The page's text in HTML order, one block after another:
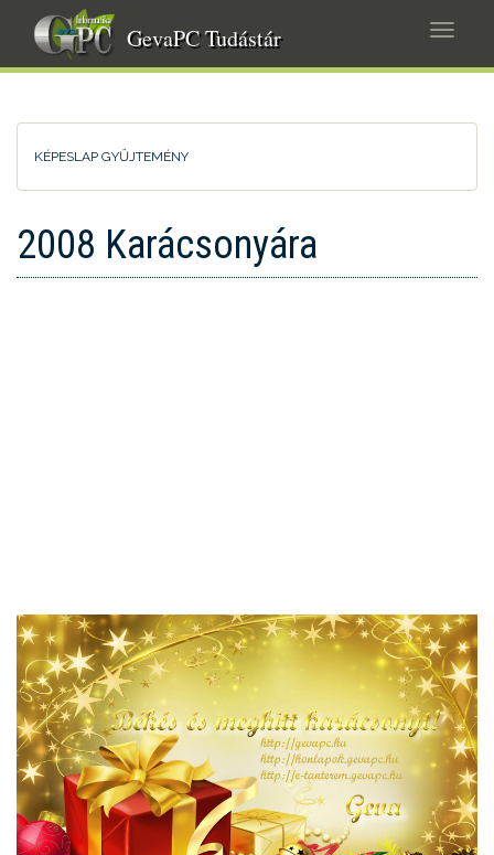
tartalomra
GevaPC Tudástár
KÉPESLAP GYŰJTEMÉNY
2008 Karácsonyára